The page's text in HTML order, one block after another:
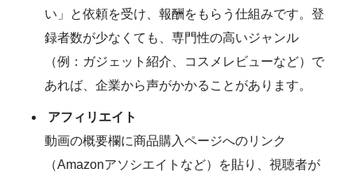
い」と依頼を受け、報酬をもらう仕組みです。登
録者数が少なくても、専門性の高いジャンル
（例：ガジェット紹介、コスメレビューなど）で
あれば、企業から声がかかることがあります。
アフィリエイト
動画の概要欄に商品購入ページへのリンク
（Amazonアソシエイトなど）を貼り、視聴者が